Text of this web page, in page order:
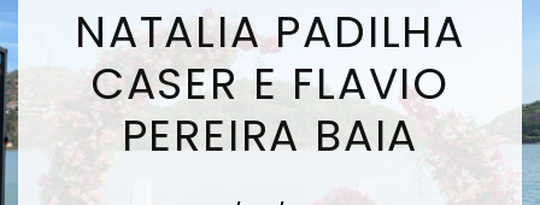
NATALIA PADILHA
CASER E FLAVIO
PEREIRA BAIA